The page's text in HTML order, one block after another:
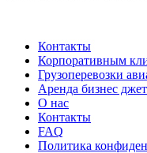
Контакты
Корпоративным
Грузоперевозки
Аренда бизнес
О нас
Контакты
FAQ
Политика